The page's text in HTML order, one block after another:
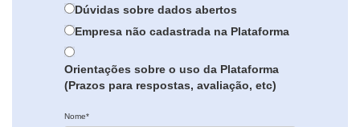
Dúvidas sobre dados abertos
Empresa não cadastrada na Plataforma
Orientações sobre o uso da Plataforma
(Prazos para respostas, avaliação, etc)
Nome*